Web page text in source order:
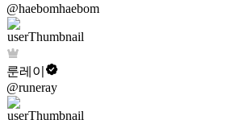
@haebomhaebom
룬레이
@runeray